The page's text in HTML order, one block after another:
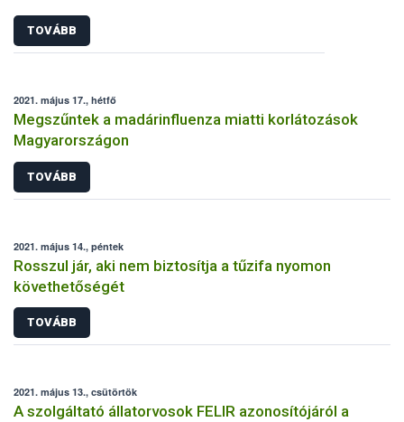
TOVÁBB
2021. május 17., hétfő
Megszűntek a madárinfluenza miatti korlátozások
Magyarországon
TOVÁBB
2021. május 14., péntek
Rosszul jár, aki nem biztosítja a tűzifa nyomon
követhetőségét
TOVÁBB
2021. május 13., csütörtök
A szolgáltató állatorvosok FELIR azonosítójáról a